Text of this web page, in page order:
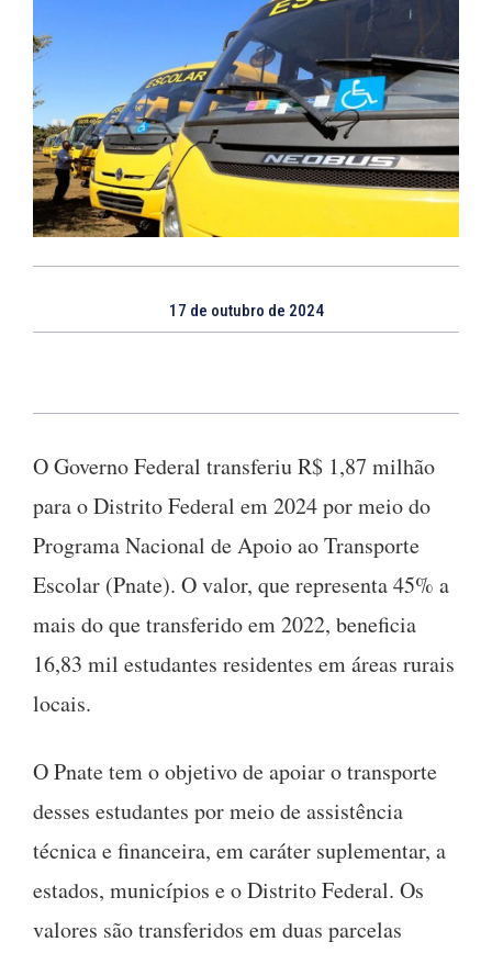
17 de outubro de 2024
O Governo Federal transferiu R$ 1,87 milhão
para o Distrito Federal em 2024 por meio do
Programa Nacional de Apoio ao Transporte
Escolar (Pnate). O valor, que representa 45% a
mais do que transferido em 2022, beneficia
16,83 mil estudantes residentes em áreas rurais
locais.
O Pnate tem o objetivo de apoiar o transporte
desses estudantes por meio de assistência
técnica e financeira, em caráter suplementar, a
estados, municípios e o Distrito Federal. Os
valores são transferidos em duas parcelas